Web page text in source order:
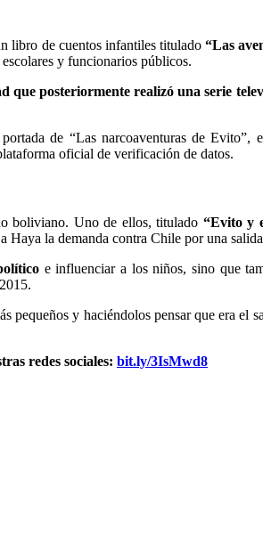
libro de cuentos infantiles titulado “Las
y funcionarios públicos.
posteriormente realizó una serie
de “Las narcoaventuras de Evito”,
oficial de verificación de datos.
boliviano. Uno de ellos, titulado “Evito y
la demanda contra Chile por una
e influenciar a los niños, sino que
y haciéndolos pensar que era el
redes sociales: bit.ly/3IsMwd8